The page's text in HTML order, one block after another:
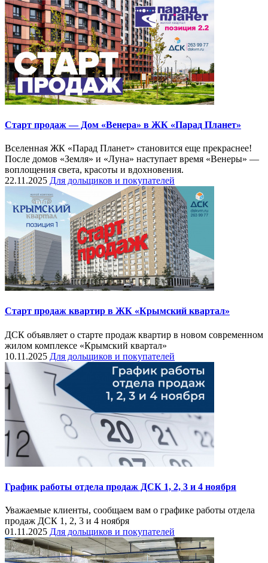
Старт продаж — Дом «Венера» в ЖК «Парад Планет»
Вселенная ЖК «Парад Планет» становится еще прекраснее!
После домов «Земля» и «Луна» наступает время «Венеры» —
воплощения света, красоты и вдохновения.
22.11.2025 Для дольщиков и покупателей
Старт продаж квартир в ЖК «Крымский квартал»
ДСК объявляет о старте продаж квартир в новом современном
жилом комплексе «Крымский квартал»
10.11.2025 Для дольщиков и покупателей
График работы отдела продаж ДСК 1, 2, 3 и 4 ноября
Уважаемые клиенты, сообщаем вам о графике работы отдела
продаж ДСК 1, 2, 3 и 4 ноября
01.11.2025 Для дольщиков и покупателей